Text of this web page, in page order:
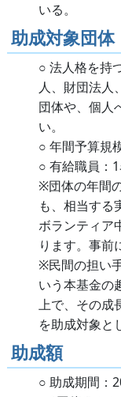
いる。
助成対象団体
○ 法人格を持
人、財団法人
団体や、個人
い。
○ 年間予算規
○ 有給職員：
※団体の年間
も、相当する
ボランティア
ります。事前
※民間の担い
いう本基金の
上で、その成
を助成対象と
助成額
○ 助成期間：